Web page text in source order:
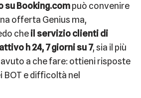
su Booking.compuò convenire
offerta Genius ma,
cheil servizio clienti di
h 24, 7 giorni su 7, sia il più
a che fare: ottieni risposte
e difficoltà nel